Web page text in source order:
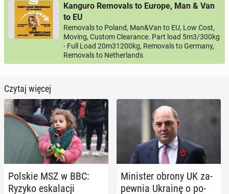
Kanguro Removals to Europe, Man & Van
to EU
Removals to Poland, Man&Van to EU, Low Cost,
Moving, Custom Clearance. Part load 5m3/300kg
- Full Load 20m31200kg, Removals to Germany,
Removals to Netherlands
Czytaj więcej
Polskie MSZ w BBC:
Ryzyko eska­la­cji
Mi­ni­ster obrony UK za­
pew­nia Ukrainę o po­